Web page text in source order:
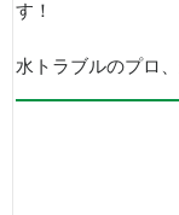
す！
水トラブルのプロ